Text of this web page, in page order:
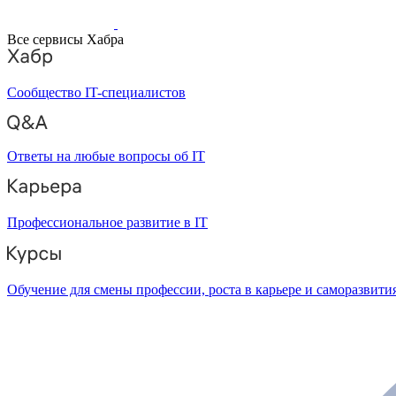
Все сервисы Хабра
Сообщество IT-специалистов
Ответы на любые вопросы об IT
Профессиональное развитие в IT
Обучение для смены профессии, роста в карьере и